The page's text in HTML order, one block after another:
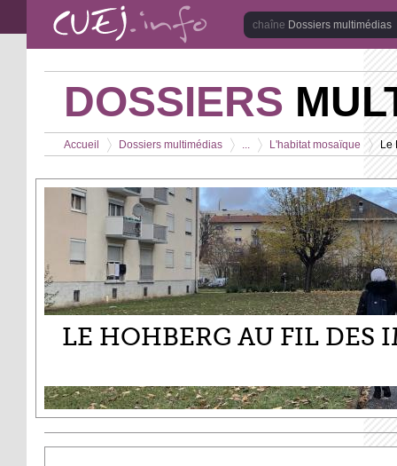
Aller au contenu principal
Dossiers multimédias
DOSSIERS
Vous êtes ici
Accueil
>
Dossiers multimédias
>
...
>
L'habitat mosaïque
>
Le
LE HOHBERG AU FIL DES